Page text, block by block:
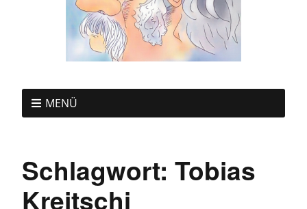
MENÜ
Schlagwort: Tobias
Krejtschi